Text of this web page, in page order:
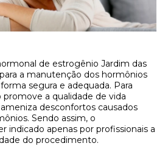
de estrogênio Jardim das
a manutenção dos hormônios
segura e adequada. Para
a qualidade de vida
desconfortos causados
Sendo assim, o
indicado apenas por profissionais a
do procedimento.